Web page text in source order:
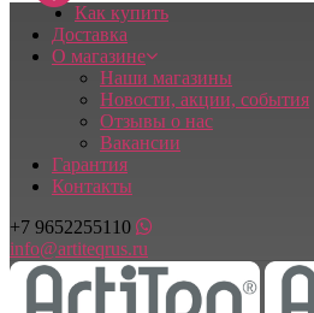
Как купить
Доставка
О магазине
Наши магазины
Новости, акции, события
Отзывы о нас
Вакансии
Гарантия
Контакты
+7 9652255110
info@artiteqrus.ru